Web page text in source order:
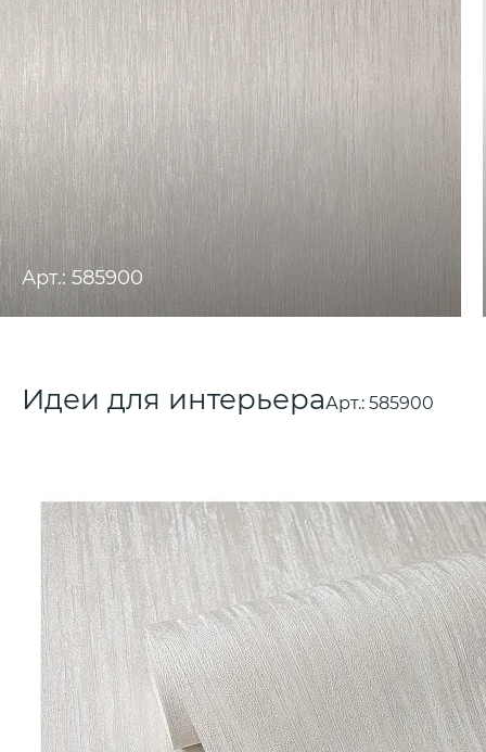
Арт.: 585900
Идеи для интерьераАрт.: 585900